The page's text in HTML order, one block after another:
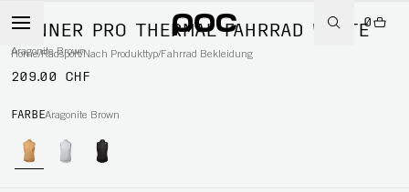
0
Home/Radsport/Nach Produkttyp/Fahrrad Bekleidung
MÄNNER PRO THERMAL FAHRRAD WESTE
Aragonite Brown
209.00 CHF
FARBEAragonite Brown